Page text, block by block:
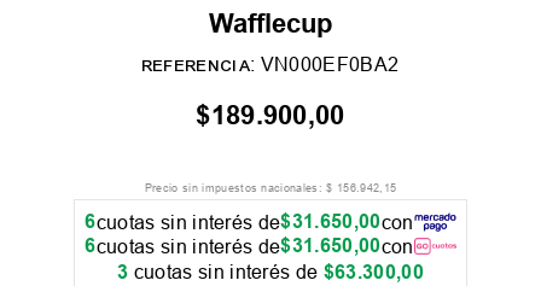
Wafflecup
REFERENCIA: VN000EF0BA2
$189.900,00
Precio sin impuestos nacionales:$ 156.942, 15
6cuotas sin interés de$31.650,00con
6cuotas sin interés de$31.650,00con
3 cuotas sin interés de $63.300,00